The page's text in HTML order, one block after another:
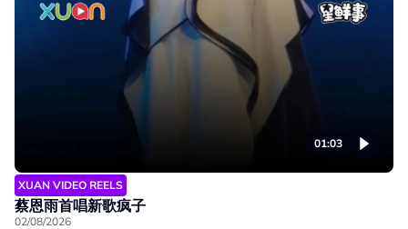
01:03
XUAN VIDEO REELS
蔡恩雨首唱新歌疯子
02/08/2026